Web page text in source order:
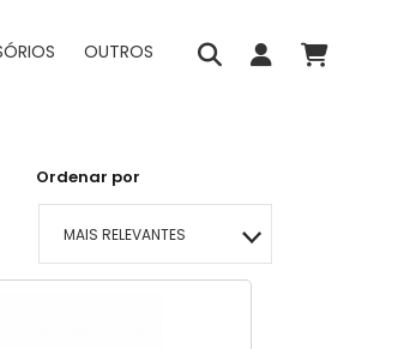
OUTROS
Ordenar por
MAIS RELEVANTES